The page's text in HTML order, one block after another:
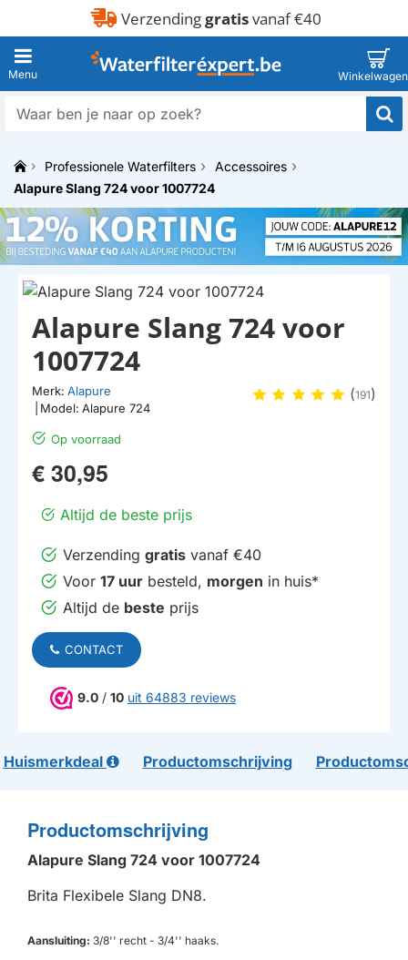
Verzendinggratisvanaf €40
Waar
naar
oph
m
e
Professionele Waterfilters
Accessoires
Alapure Slang 724 voor 1007724
Op voorraad
Alapure Slang 724 voor
1007724
Merk: Alapure
Model: Alapure 724
(191)
€ 30,95
Altijd de beste prijs
Verzending gratis vanaf €40
Voor 17 uur besteld, morgen in huis*
Altijd de beste prijs
CONTACT
9.0 / 10 uit 64883 reviews
Huismerkdeal Productomschrijving
Productomschrijving
Alapure Slang 724 voor 1007724
Brita Flexibele Slang DN8.
Aansluiting: 3/8'' recht - 3/4'' haaks.